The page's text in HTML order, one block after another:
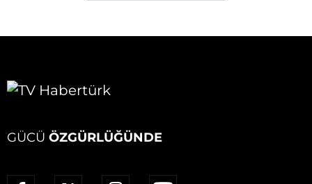
GÜCÜ ÖZGÜRLÜĞÜNDE